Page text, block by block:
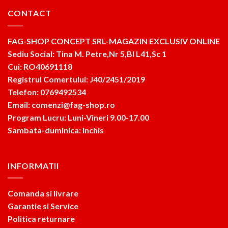
CONTACT
FAG-SHOP CONCEPT SRL-MAGAZIN EXCLUSIV ONLINE
Sediu Social: Tina M. Petre,Nr 5,Bl L41,Sc 1
Cui: RO40691118
Registrul Comertului: J40/2451/2019
Telefon: 0769492534
Email: comenzi@fag-shop.ro
Program Lucru: Luni-Vineri 9.00-17.00
Sambata-duminica: Inchis
INFORMATII
Comanda si livrare
Garantie si Service
Politica returnare